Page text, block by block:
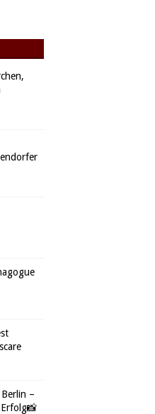
–